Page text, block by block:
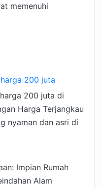
memenuhi
200 juta
200 juta di
Harga Terjangkau
nyaman dan asri di
Impian Rumah
Alam